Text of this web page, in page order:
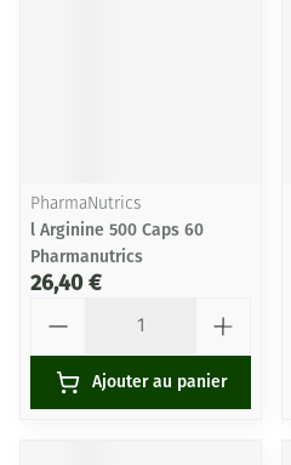
PharmaNutrics
l Arginine 500 Caps 60
Pharmanutrics
26,40 €
Ajouter au panier